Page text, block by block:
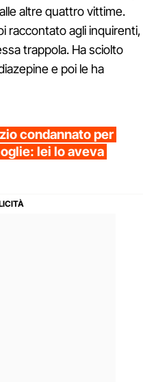
altre quattro vittime.
raccontato agli inquirenti,
trappola. Ha sciolto
e poi le ha
condannato per
lei lo aveva